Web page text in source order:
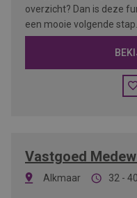
overzicht? Dan is deze
een mooie volgende stap.
Vastgoed
Alkmaar 32 -